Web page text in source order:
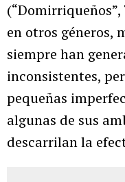
(“Domirriqueños”,
en otros géneros,
siempre han
inconsistentes,
pequeñas
algunas de sus
descarrilan la